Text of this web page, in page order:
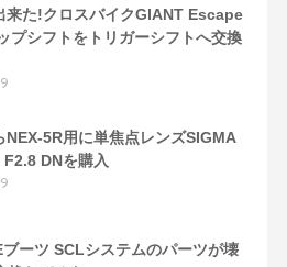
来た!クロスバイクGIANT Escape
プシフトをトリガーシフトへ交換
NEX-5R用に単焦点レンズSIGMA
DNを購入
ブーツ SCLシステムのパーツが壊